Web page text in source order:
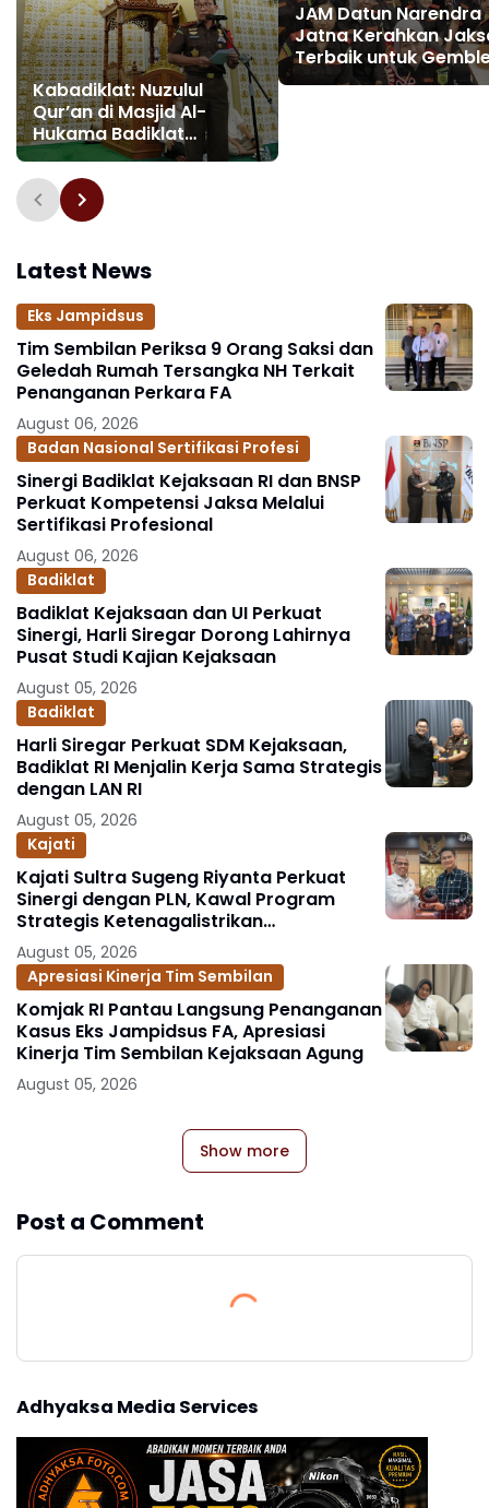
Kabadiklat: Nuzulul
Qur’an di Masjid Al-
Hukama Badiklat
Kejaksaan, Momentum
Memperkuat Integritas
Menuju Indonesia Emas
2045
JAM Datun Narendra
Jatna Kerahkan
Terbaik untuk
Calon Jaksa PPPJ di
Latest News
Eks Jampidsus
Tim Sembilan Periksa 9 Orang Saksi dan
Geledah Rumah Tersangka NH Terkait
Penanganan Perkara FA
August 06, 2026
Badan Nasional Sertifikasi Profesi
Sinergi Badiklat Kejaksaan RI dan BNSP
Perkuat Kompetensi Jaksa Melalui
Sertifikasi Profesional
August 06, 2026
Badiklat
Badiklat Kejaksaan dan UI Perkuat
Sinergi, Harli Siregar Dorong Lahirnya
Pusat Studi Kajian Kejaksaan
August 05, 2026
Badiklat
Harli Siregar Perkuat SDM Kejaksaan,
Badiklat RI Menjalin Kerja Sama Strategis
dengan LAN RI
August 05, 2026
Kajati
Kajati Sultra Sugeng Riyanta Perkuat
Sinergi dengan PLN, Kawal Program
Strategis Ketenagalistrikan
Berlandaskan Kepastian Hukum
August 05, 2026
Apresiasi Kinerja Tim Sembilan
Komjak RI Pantau Langsung Penanganan
Kasus Eks Jampidsus FA, Apresiasi
Kinerja Tim Sembilan Kejaksaan Agung
August 05, 2026
Show more
Post a Comment
Adhyaksa Media Services